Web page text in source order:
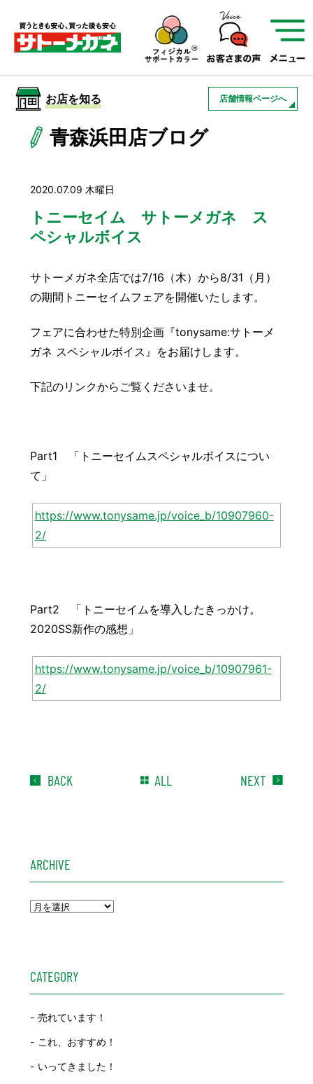
サトーメガネを知る
サトーメガネについて
01 サトーメガネの遠近
検査・フィッティング
アフターサービス
サービスを知る
お知らせ 会社概要
お店を知る 店舗情報ページへ
青森浜田店ブログ
2020.07.09 木曜日
トニーセイム サトーメガネ ス
ペシャルボイス
サトーメガネ全店では7/16（木）から8/31（月）
の期間トニーセイムフェアを開催いたします。
フェアに合わせた特別企画『tonysame:サトーメ
ガネ スペシャルボイス』をお届けします。
下記のリンクからご覧くださいませ。
Part1 「トニーセイムスペシャルボイスについ
て」
https://www.tonysame.jp/voice_b/10907960-
2/
Part2 「トニーセイムを導入したきっかけ。
2020SS新作の感想」
https://www.tonysame.jp/voice_b/10907961-
2/
BACK ALL NEXT
ARCHIVE
CATEGORY
売れています！
これ、おすすめ！
いってきました！